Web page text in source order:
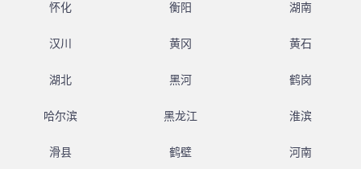
怀化 衡阳 湖南
汉川 黄冈 黄石
湖北 黑河 鹤岗
哈尔滨 黑龙江 淮滨
滑县 鹤壁 河南